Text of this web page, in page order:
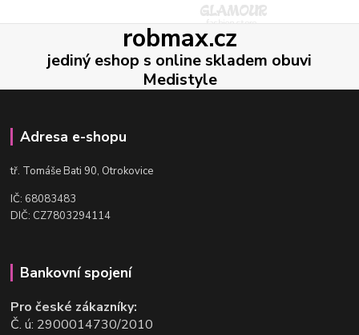
robmax.cz
jediný eshop s online skladem obuvi
Medistyle
Adresa e-shopu
tř. Tomáše Bati 90, Otrokovice
IČ: 68083483
DIČ: CZ7803294114
Bankovní spojení
Pro české zákazníky:
Č. ú: 2900014730/2010